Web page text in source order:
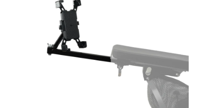
0,0
sur
5
étoiles.